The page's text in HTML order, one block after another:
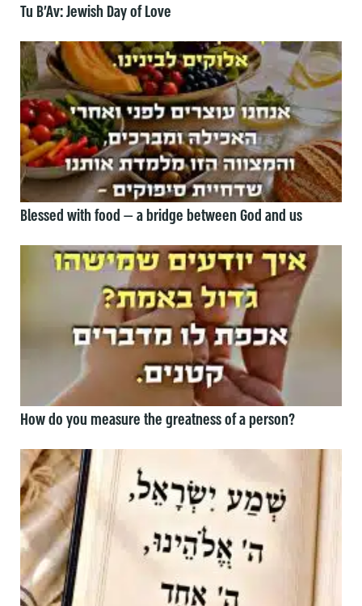
Tu B’Av: Jewish Day of Love
Blessed with food — a bridge between God and us
How do you measure the greatness of a person?